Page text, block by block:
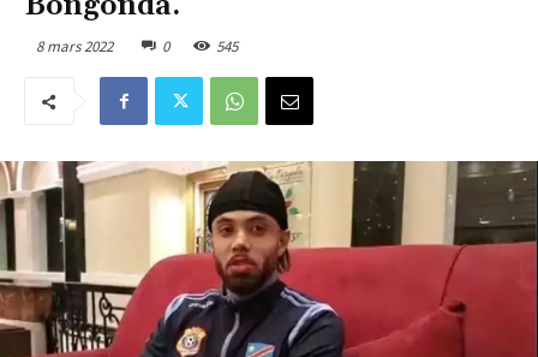
8 mars 2022 0 545